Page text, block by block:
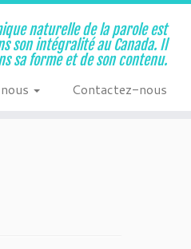
naturelle de la parole est
son intégralité au Canada. Il
sa forme et de son contenu.
Contactez-nous